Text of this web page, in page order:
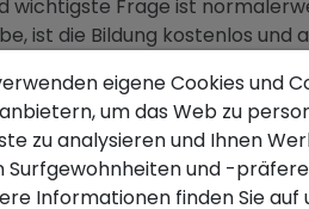
wichtigste Frage ist
ist die Bildung kostenlos
Die Anmeldung im
Kinder zwischen 6 und 16
Jahren und die
eigene Cookies und
um das Web zu
zu analysieren und Ihnen
Surfgewohnheiten und -
Informationen finden Sie auf